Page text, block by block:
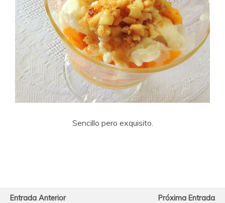
Sencillo pero exquisito.
Entrada Anterior
Próxima Entrada